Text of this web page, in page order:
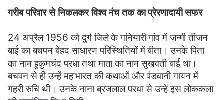
गरीब परिवार से निकलकर विश्व मंच तक का प्रेरणादायी सफर
24 अप्रैल 1956 को दुर्ग जिले के गनियारी गांव में जन्मी तीजन
बाई का बचपन बेहद साधारण परिस्थितियों में बीता। उनके पिता
का नाम हुकुमचंद परधा तथा माता का नाम सुखवती बाई था।
बचपन से ही उन्हें महाभारत की कथाओं और पंडवानी गायन में
गहरी रुचि थी। उनके नाना ब्रजलाल परधा से उन्हें इस लोककला